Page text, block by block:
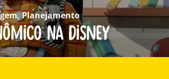
,Planejamento
na Disney